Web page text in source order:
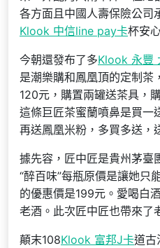
各方面且中國人壽保險公司
Klook 中信line pay卡杯安
今朝還發布了多Klook 永豐
是潮樂購和鳳凰頂的定制
120元，購置兩罐送茶具，
這條巨匠茶蜜蘭噴鼻是買一
再送鳳凰米粉，多買多送，
據先容，匠中匠是貴州茅臺
“醉百味”每瓶原價是讓她只
的優惠價是199元。愛喝白
老酒。此次匠中匠也帶來了
顛末108Klook 富邦J卡道古